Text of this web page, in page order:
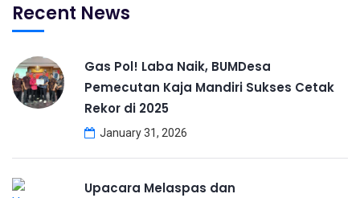
Recent News
Gas Pol! Laba Naik, BUMDesa
Pemecutan Kaja Mandiri Sukses Cetak
Rekor di 2025
January 31, 2026
Upacara Melaspas dan